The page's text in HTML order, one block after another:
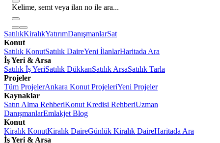
Kelime, semt veya ilan no ile ara...
SatılıkKiralıkYatırımDanışmanlarSat
Konut
Satılık KonutSatılık DaireYeni İlanlarHaritada Ara
İş Yeri & Arsa
Satılık İş YeriSatılık DükkanSatılık ArsaSatılık Tarla
Projeler
Tüm ProjelerAnkara Konut ProjeleriYeni Projeler
Kaynaklar
Satın Alma RehberiKonut Kredisi RehberiUzman
DanışmanlarEmlakjet Blog
Konut
Kiralık KonutKiralık DaireGünlük Kiralık DaireHaritada Ara
İş Yeri & Arsa